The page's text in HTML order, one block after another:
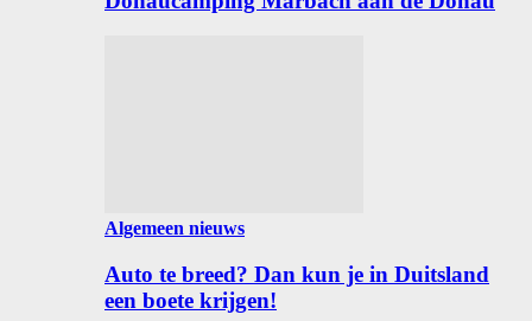
Algemeen nieuws
Auto te breed? Dan kun je in Duitsland
een boete krijgen!